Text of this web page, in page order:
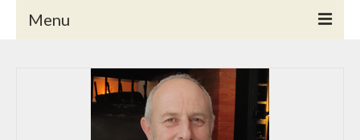
Menu
Psychogénéalogie
La Numérologie Créative